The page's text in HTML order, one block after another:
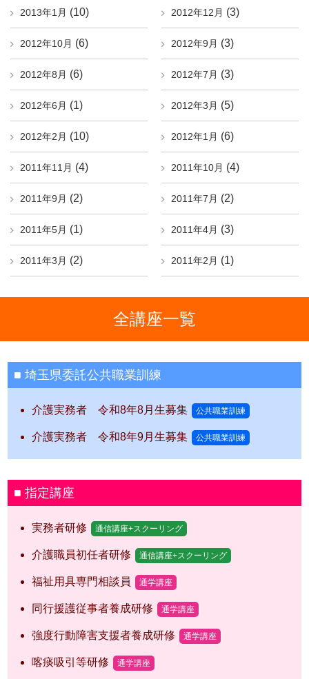
2013年1月 (10) 2012年12月 (3)
2012年10月 (6) 2012年9月 (3)
2012年8月 (6) 2012年7月 (3)
2012年6月 (1) 2012年3月 (5)
2012年2月 (10) 2012年1月 (6)
2011年11月 (4) 2011年10月 (4)
2011年9月 (2) 2011年7月 (2)
2011年5月 (1) 2011年4月 (3)
2011年3月 (2) 2011年2月 (1)
全講座一覧
埼玉県委託公共職業訓練
介護実務者 令和8年8月生募集 公共職業訓練
介護実務者 令和8年9月生募集 公共職業訓練
指定講座
実務者研修 通信講座+スクーリング
介護職員初任者研修 通信講座+スクーリング
福祉用具専門相談員 通学講座
同行援護従事者養成研修 通学講座
強度行動障害支援者養成研修 通学講座
喀痰吸引等研修 通学講座